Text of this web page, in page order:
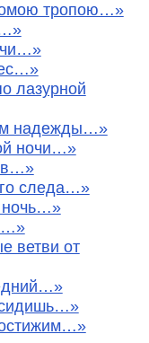
тропою…»
лазурной
надежды…»
ночи…»
следа…»
ночь…»
ветви от
сидишь…»